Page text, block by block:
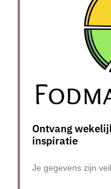
Ontvang
inspiratie
Je gegevens zijn